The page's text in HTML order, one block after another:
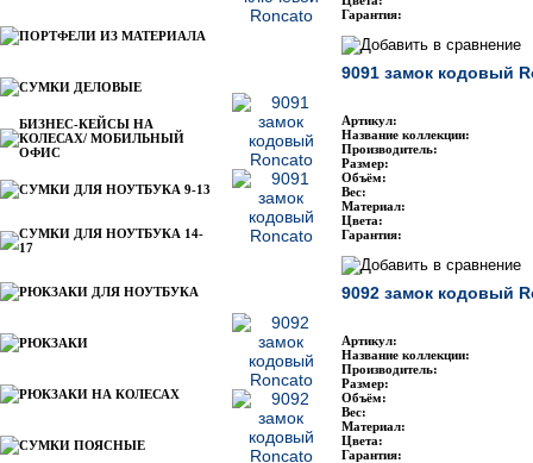
ПОРТФЕЛИ ИЗ МАТЕРИАЛА
СУМКИ ДЕЛОВЫЕ
БИЗНЕС-КЕЙСЫ НА
КОЛЕСАХ/ МОБИЛЬНЫЙ
ОФИС
СУМКИ ДЛЯ НОУТБУКА 9-13
СУМКИ ДЛЯ НОУТБУКА 14-
17
РЮКЗАКИ ДЛЯ НОУТБУКА
РЮКЗАКИ
РЮКЗАКИ НА КОЛЕСАХ
СУМКИ ПОЯСНЫЕ
Гарантия:
9091 замок кодовый
Артикул:
Название коллекции:
Производитель:
Размер:
Объём:
Вес:
Материал:
Цвета:
Гарантия:
9092 замок кодовый
Артикул:
Название коллекции:
Производитель:
Размер:
Объём:
Вес:
Материал:
Цвета:
Гарантия: